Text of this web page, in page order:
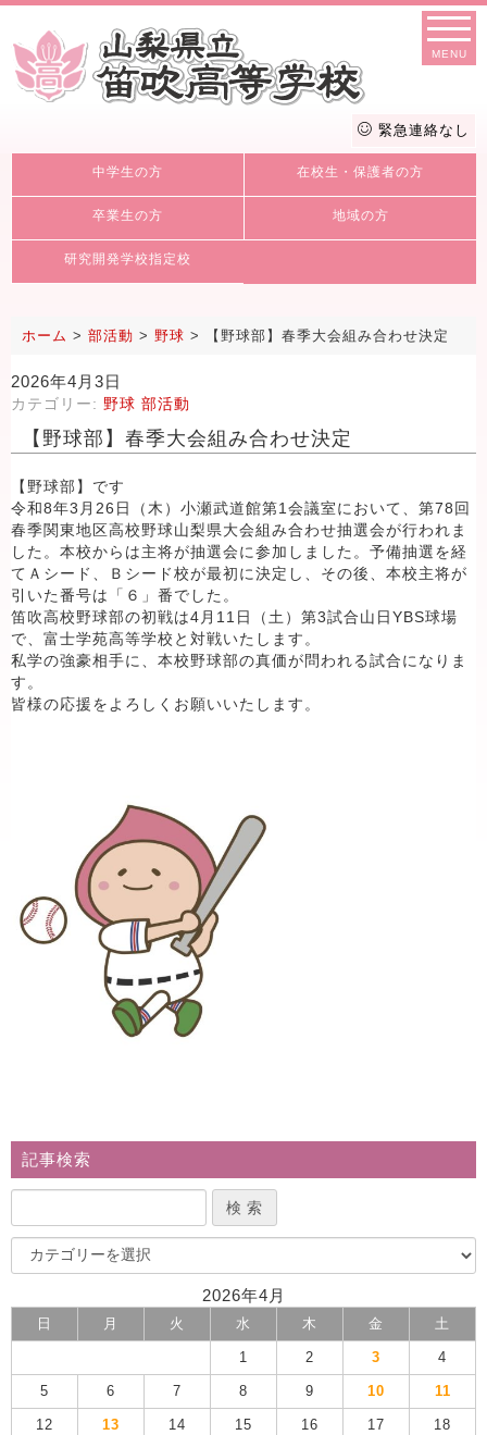
MENU
緊急連絡なし
中学生の方 在校生・保護者の方
卒業生の方 地域の方
研究開発学校指定校
ホーム > 部活動 > 野球 > 【野球部】春季大会組み合わせ決定
2026年4月3日
カテゴリー: 野球 部活動
【野球部】春季大会組み合わせ決定
【野球部】です
令和8年3月26日（木）小瀬武道館第1会議室において、第78回
春季関東地区高校野球山梨県大会組み合わせ抽選会が行われま
した。本校からは主将が抽選会に参加しました。予備抽選を経
てＡシード、Ｂシード校が最初に決定し、その後、本校主将が
引いた番号は「６」番でした。
笛吹高校野球部の初戦は4月11日（土）第3試合山日YBS球場
で、富士学苑高等学校と対戦いたします。
私学の強豪相手に、本校野球部の真価が問われる試合になりま
す。
皆様の応援をよろしくお願いいたします。
記事検索
2026年4月
日 月 火 水 木 金 土
1 2 3 4
5 6 7 8 9 10 11
12 13 14 15 16 17 18